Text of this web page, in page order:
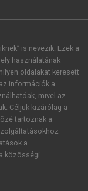
is nevezik. Ezek a
használatának
oldalakat keresett
információk a
mivel az
Céljuk kizárólag a
tartoznak a
a
közösségi